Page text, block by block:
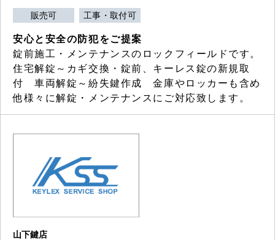
販売可 工事・取付可
安心と安全の防犯をご提案
錠前施工・メンテナンスのロックフィールドです。
住宅解錠～カギ交換・錠前、キーレス錠の新規取
付 車両解錠～紛失鍵作成 金庫やロッカーも含め
他様々に解錠・メンテナンスにご対応致します。
山下鍵店